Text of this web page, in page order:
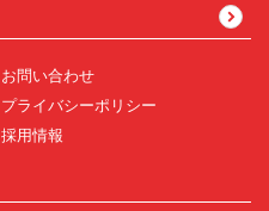
お問い合わせ
プライバシーポリシー
採用情報